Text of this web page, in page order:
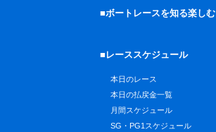
■ボートレースを知る楽しむ
■レーススケジュール
本日のレース
本日の払戻金一覧
月間スケジュール
SG・PG1スケジュール